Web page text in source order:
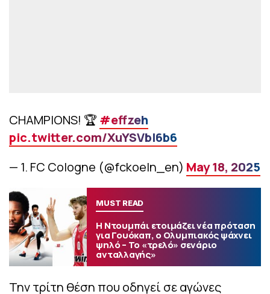
CHAMPIONS! 🏆 #effzeh
pic.twitter.com/XuYSVbI6b6
— 1. FC Cologne (@fckoeln_en) May 18, 2025
MUST READ
Η Ντουμπάι ετοιμάζει νέα πρόταση
για Γουόκαπ, ο Ολυμπιακός ψάχνει
ψηλό – Το «τρελό» σενάριο
ανταλλαγής»
Την τρίτη θέση που οδηγεί σε αγώνες